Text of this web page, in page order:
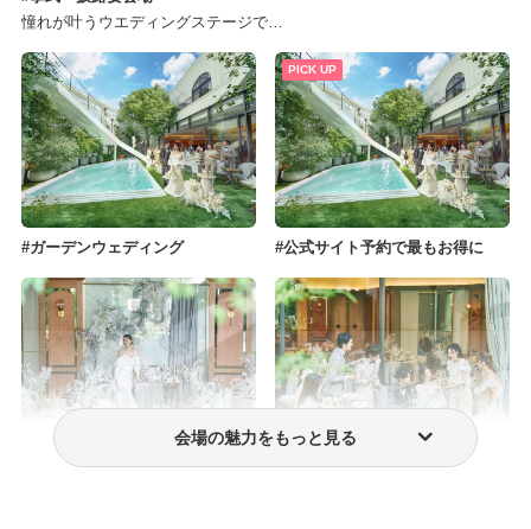
憧れが叶うウエディングステージで…
ガーデンウェディング 公式サイト予約で最もお得に
PICK UP
会場の魅力をもっと見る